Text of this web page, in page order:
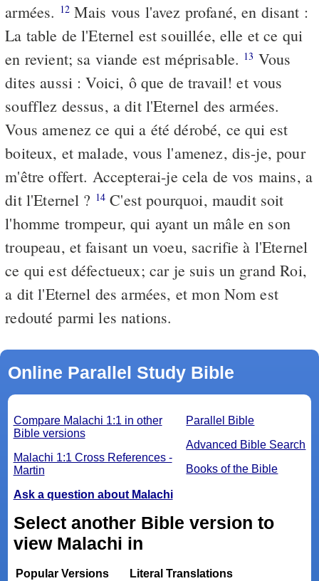
armées. 12Mais vous l'avez profané, en disant :
La table de l'Eternel est souillée, elle et ce qui
en revient; sa viande est méprisable. 13 Vous
dites aussi : Voici, ô que de travail! et vous
soufflez dessus, a dit l'Eternel des armées.
Vous amenez ce qui a été dérobé, ce qui est
boiteux, et malade, vous l'amenez, dis-je, pour
m'être offert. Accepterai-je cela de vos mains, a
dit l'Eternel ? 14 C'est pourquoi, maudit soit
l'homme trompeur, qui ayant un mâle en son
troupeau, et faisant un voeu, sacrifie à l'Eternel
ce qui est défectueux; car je suis un grand Roi,
a dit l'Eternel des armées, et mon Nom est
redouté parmi les nations.
Online Parallel Study Bible
Parallel Bible
Advanced Bible Search
Books of the Bible
Compare Malachi 1:1 in other
Bible versions
Malachi 1:1 Cross References -
Martin
Ask a question about Malachi
Select another Bible version to
view Malachi in
Popular Versions
Literal Translations